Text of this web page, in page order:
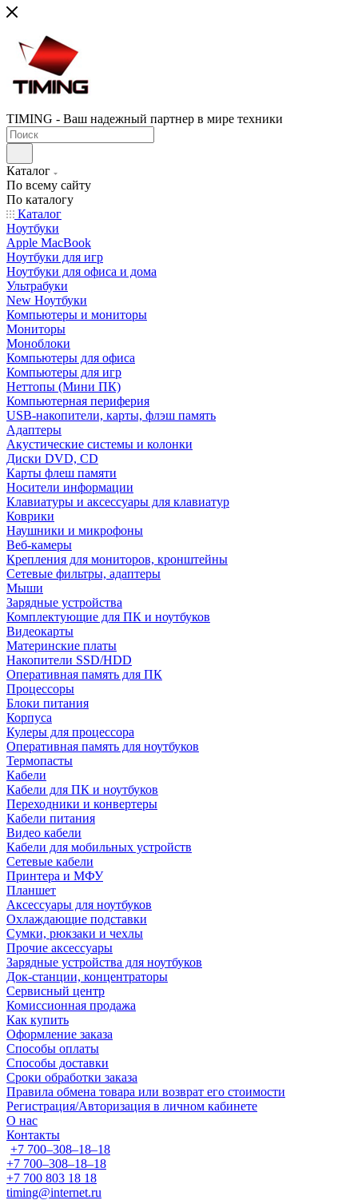
TIMING - Ваш надежный партнер в мире техники
Каталог
По всему сайту
По каталогу
Каталог
Ноутбуки
Apple MacBook
Ноутбуки для игр
Ноутбуки для офиса и дома
Ультрабуки
New Ноутбуки
Компьютеры и мониторы
Мониторы
Моноблоки
Компьютеры для офиса
Компьютеры для игр
Неттопы (Мини ПК)
Компьютерная периферия
USB-накопители, карты, флэш память
Адаптеры
Акустические системы и колонки
Диски DVD, CD
Карты флеш памяти
Носители информации
Клавиатуры и аксессуары для клавиатур
Коврики
Наушники и микрофоны
Веб-камеры
Крепления для мониторов, кронштейны
Сетевые фильтры, адаптеры
Мыши
Зарядные устройства
Комплектующие для ПК и ноутбуков
Видеокарты
Материнские платы
Накопители SSD/HDD
Оперативная память для ПК
Процессоры
Блоки питания
Корпуса
Кулеры для процессора
Оперативная память для ноутбуков
Термопасты
Кабели
Кабели для ПК и ноутбуков
Переходники и конвертеры
Кабели питания
Видео кабели
Кабели для мобильных устройств
Сетевые кабели
Принтера и МФУ
Планшет
Аксессуары для ноутбуков
Охлаждающие подставки
Сумки, рюкзаки и чехлы
Прочие аксессуары
Зарядные устройства для ноутбуков
Док-станции, концентраторы
Сервисный центр
Комиссионная продажа
Как купить
Оформление заказа
Способы оплаты
Способы доставки
Сроки обработки заказа
Правила обмена товара или возврат его стоимости
Регистрация/Авторизация в личном кабинете
О нас
Контакты
+7 700‒308‒18‒18
+7 700‒308‒18‒18
+7 700 803 18 18
timing@internet.ru